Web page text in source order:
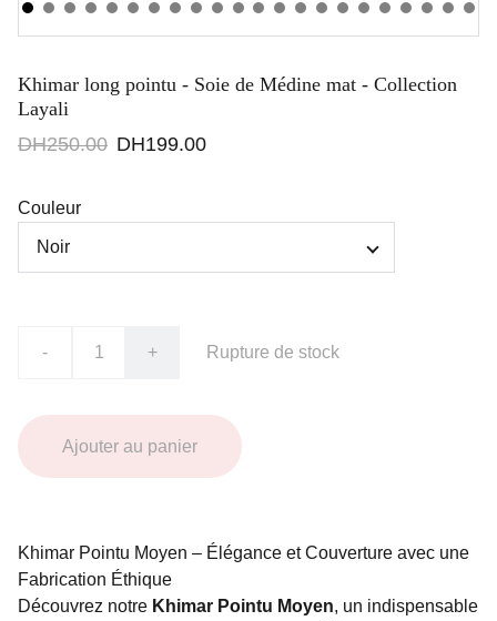
Khimar long pointu - Soie de Médine mat - Collection
Layali
DH250.00 DH199.00
Couleur
- + Rupture de stock
Ajouter au panier
Khimar Pointu Moyen – Élégance et Couverture avec une
Fabrication Éthique
Découvrez notre Khimar Pointu Moyen, un indispensable